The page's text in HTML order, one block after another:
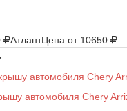
АтлантЦена от 10650
автомобиля Chery